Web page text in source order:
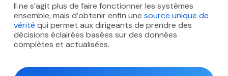
Il ne s’agit plus de faire fonctionner les systèmes
ensemble, mais d’obtenir enfin une source unique de
vérité qui permet aux dirigeants de prendre des
décisions éclairées basées sur des données
complètes et actualisées.